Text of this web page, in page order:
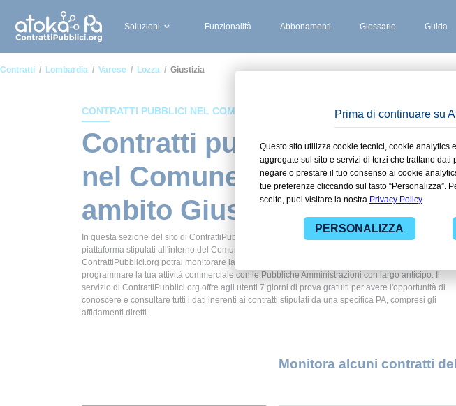
Soluzioni Funzionalità Abbonamenti Glossario Guida
Contratti Lombardia Varese Lozza Giustizia
CONTRATTI PUBBLICI NEL COMUNE DI LOZZA
Contratti pubblici stipulati
nel Comune di Lozza in
ambito Giustizia
In questa sezione del sito di ContrattiPubblici.org potrai avere ad alcuni dei contratti presenti nella
piattaforma stipulati all'interno del Comune di Lozza in ambito Giustizia. Grazie alle funzionalità di
ContrattiPubblici.org potrai monitorare la scadenza dei contratti pubblici di tuo interesse e
programmare la tua attività commerciale con le Pubbliche Amministrazioni con largo anticipo. Il
servizio di ContrattiPubblici.org offre agli utenti 7 giorni di prova gratuiti per avere l'opportunità di
conoscere e consultare tutti i dati inerenti ai contratti stipulati da una specifica PA, compresi gli
affidamenti diretti.
Monitora alcuni contratti